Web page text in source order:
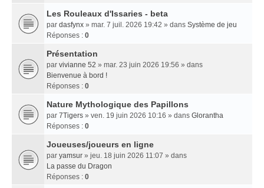
Les Rouleaux d'Issaries - beta
par dasfynx » mar. 7 juil. 2026 19:42 » dans Système de jeu
Réponses : 0
Présentation
par vivianne 52 » mar. 23 juin 2026 19:56 » dans
Bienvenue à bord !
Réponses : 0
Nature Mythologique des Papillons
par 7Tigers » ven. 19 juin 2026 10:16 » dans Glorantha
Réponses : 0
Joueuses/joueurs en ligne
par yamsur » jeu. 18 juin 2026 11:07 » dans
La passe du Dragon
Réponses : 0